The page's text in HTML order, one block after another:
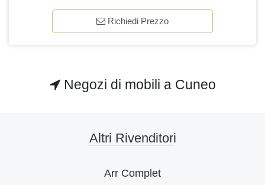
Richiedi Prezzo
Negozi di mobili a Cuneo
Altri Rivenditori
Arr Complet